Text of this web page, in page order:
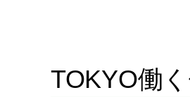
TOKYO働